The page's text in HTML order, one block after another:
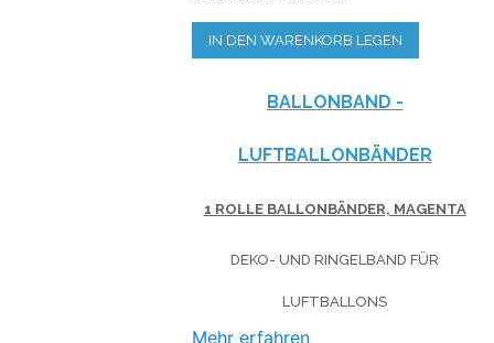
IN DEN WARENKORB LEGEN
BALLONBAND -
LUFTBALLONBÄNDER
1 ROLLE BALLONBÄNDER, MAGENTA
DEKO- UND RINGELBAND FÜR
LUFTBALLONS
Mehr erfahren